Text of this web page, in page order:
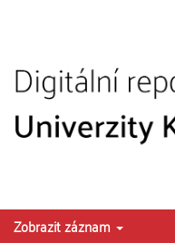
Zobrazit záznam